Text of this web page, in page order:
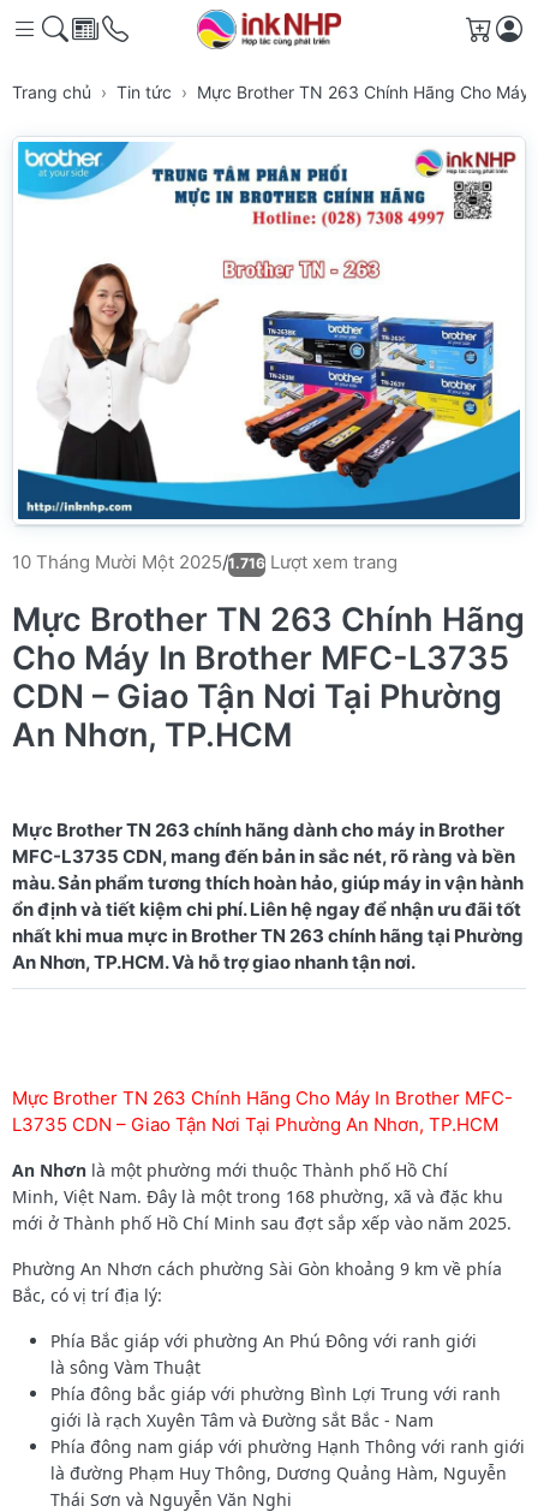
Giỏ
Trang chủ Tin tức Mực Brother TN 263 Chính Hãng Cho Máy
10 Tháng Mười Một 2025/1.716 Lượt xem trang
Mực Brother TN 263 Chính Hãng
Cho Máy In Brother MFC-L3735
CDN – Giao Tận Nơi Tại Phường
An Nhơn, TP.HCM
Mực Brother TN 263 chính hãng dành cho máy in Brother
MFC-L3735 CDN, mang đến bản in sắc nét, rõ ràng và bền
màu. Sản phẩm tương thích hoàn hảo, giúp máy in vận hành
ổn định và tiết kiệm chi phí. Liên hệ ngay để nhận ưu đãi tốt
nhất khi mua mực in Brother TN 263 chính hãng tại Phường
Mực Brother TN 263 Chính Hãng Cho Máy In Brother MFC-
L3735 CDN – Giao Tận Nơi Tại Phường An Nhơn, TP.HCM
An Nhơn là một phường mới thuộc Thành phố Hồ Chí
Minh, Việt Nam. Đây là một trong 168 phường, xã và đặc khu
mới ở Thành phố Hồ Chí Minh sau đợt sắp xếp vào năm 2025.
Phường An Nhơn cách phường Sài Gòn khoảng 9 km về phía
Bắc, có vị trí địa lý:
Phía Bắc giáp với phường An Phú Đông với ranh giới
là sông Vàm Thuật
Phía đông bắc giáp với phường Bình Lợi Trung với ranh
giới là rạch Xuyên Tâm và Đường sắt Bắc - Nam
Phía đông nam giáp với phường Hạnh Thông với ranh giới
là đường Phạm Huy Thông, Dương Quảng Hàm, Nguyễn
Thái Sơn và Nguyễn Văn Nghi